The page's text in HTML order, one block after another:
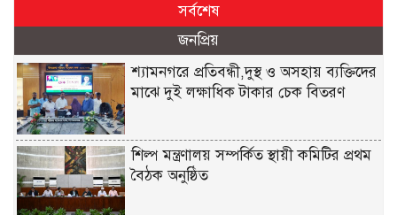
সর্বশেষ
জনপ্রিয়
শ্যামনগরে প্রতিবন্ধী,দুস্থ ও অসহায় ব্যক্তিদের
মাঝে দুই লক্ষাধিক টাকার চেক বিতরণ
শিল্প মন্ত্রণালয় সম্পর্কিত স্থায়ী কমিটির প্রথম
বৈঠক অনুষ্ঠিত